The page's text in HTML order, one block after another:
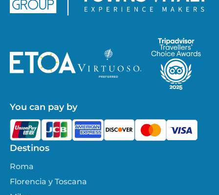
Destinos
Roma
Florencia y Toscana
You can pay by